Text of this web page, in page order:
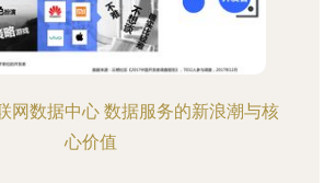
网数据中心 数据服务的新浪潮与核
心价值